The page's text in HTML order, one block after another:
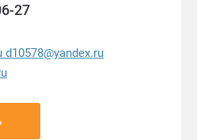
27
d10578@yandex.ru